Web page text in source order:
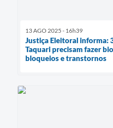
13 AGO 2025 - 16h39
Justiça Eleitoral informa:
Taquari precisam fazer
bloqueios e transtornos